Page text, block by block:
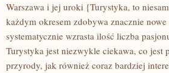
Warszawa i jej uroki {Turystyka, to
każdym okresem zdobywa znacznie
systematycznie wzrasta ilość liczba
Turystyka jest niezwykle ciekawa, co jest
przyrody, jak również coraz bardziej